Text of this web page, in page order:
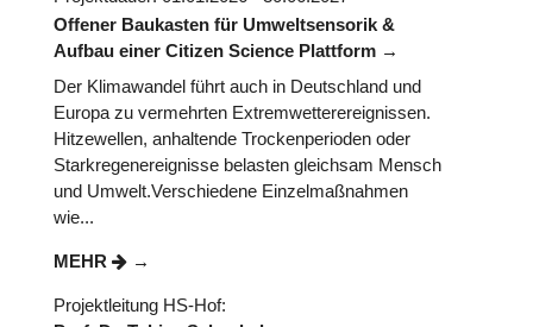
Offener Baukasten für Umweltsensorik &
Aufbau einer Citizen Science Plattform
Der Klimawandel führt auch in Deutschland und
Europa zu vermehrten Extremwetterereignissen.
Hitzewellen, anhaltende Trockenperioden oder
Starkregenereignisse belasten gleichsam Mensch
und Umwelt.Verschiedene Einzelmaßnahmen
wie...
MEHR
Projektleitung HS-Hof: